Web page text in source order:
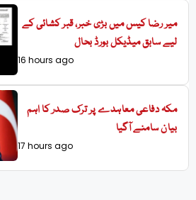
میر رضا کیس میں بڑی خبر، قبر کشائی کے
لیے سابق میڈیکل بورڈ بحال
16 hours ago
مکہ دفاعی معاہدے پر ترک صدر کا اہم
بیان سامنے آگیا
17 hours ago